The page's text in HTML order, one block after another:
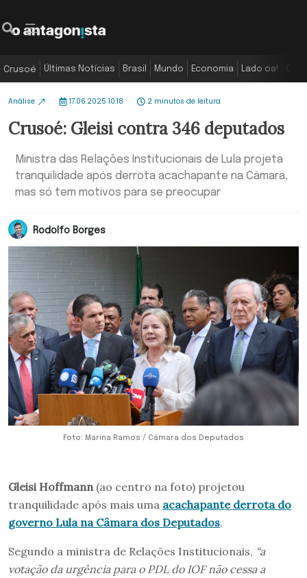
Crusoé Últimas Notícias Brasil Mundo Economia Lado oa!
Análise 17.06.2025 10:18 2 minutos de leitura
Crusoé: Gleisi contra 346 deputados
Ministra das Relações Institucionais de Lula projeta
tranquilidade após derrota acachapante na Câmara,
mas só tem motivos para se preocupar
Rodolfo Borges
Foto: Marina Ramos / Câmara dos Deputados
Gleisi Hoffmann(ao centro na foto) projetou
tranquilidade após mais uma acachapante derrota do
governo Lula na Câmara dos Deputados.
Segundo a ministra de Relações Institucionais, “a
votação da urgência para o PDL do IOF não cessa a